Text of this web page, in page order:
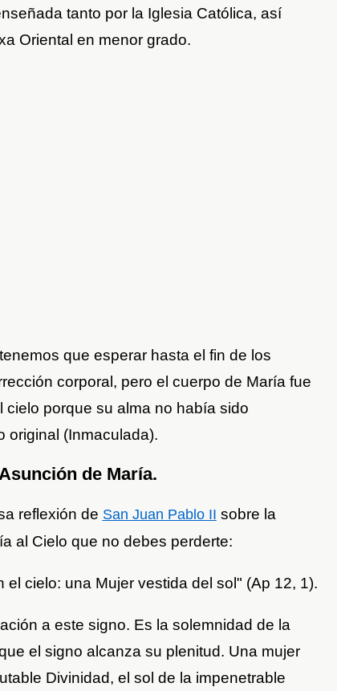
tanto por la Iglesia Católica, así
Oriental en menor grado.
que esperar hasta el fin de los
corporal, pero el cuerpo de María fue
cielo porque su alma no había sido
original (Inmaculada).
de María.
reflexión de San Juan Pablo II sobre la
al Cielo que no debes perderte:
cielo: una Mujer vestida del sol" (Ap 12, 1).
a este signo. Es la solemnidad de la
el signo alcanza su plenitud. Una mujer
Divinidad, el sol de la impenetrable